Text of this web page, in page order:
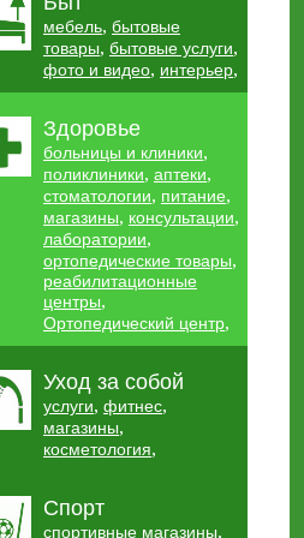
мебель, бытовые
товары, бытовые услуги,
фото и видео, интерьер,
Здоровье
больницы и клиники,
поликлиники, аптеки,
стоматологии, питание,
магазины, консультации,
лаборатории,
ортопедические товары,
реабилитационные
центры,
Ортопедический центр,
Уход за собой
услуги, фитнес,
магазины,
косметология,
Спорт
спортивные магазины,